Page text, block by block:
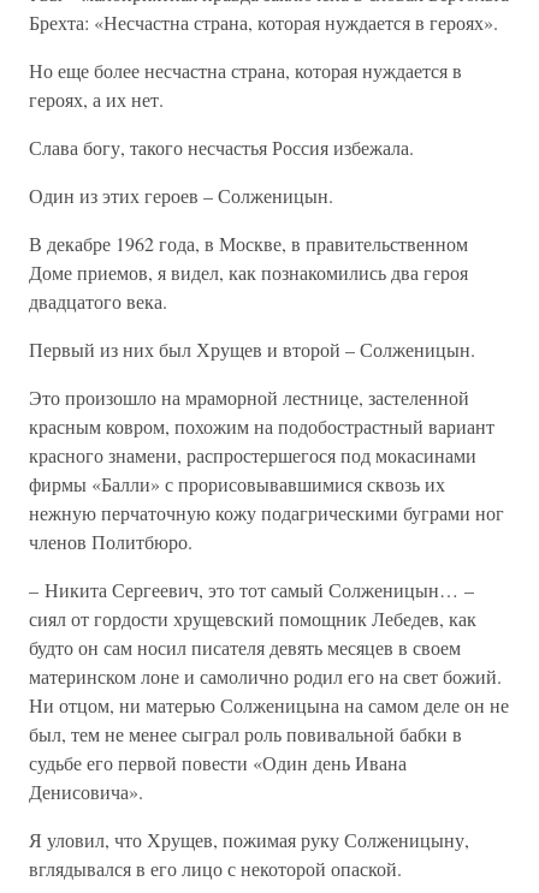
Брехта: «Несчастна страна, которая нуждается в героях».
Но еще более несчастна страна, которая нуждается в
героях, а их нет.
Слава богу, такого несчастья Россия избежала.
Один из этих героев – Солженицын.
В декабре 1962 года, в Москве, в правительственном
Доме приемов, я видел, как познакомились два героя
двадцатого века.
Первый из них был Хрущев и второй – Солженицын.
Это произошло на мраморной лестнице, застеленной
красным ковром, похожим на подобострастный вариант
красного знамени, распростершегося под мокасинами
фирмы «Балли» с прорисовывавшимися сквозь их
нежную перчаточную кожу подагрическими буграми ног
членов Политбюро.
– Никита Сергеевич, это тот самый Солженицын… –
сиял от гордости хрущевский помощник Лебедев, как
будто он сам носил писателя девять месяцев в своем
материнском лоне и самолично родил его на свет божий.
Ни отцом, ни матерью Солженицына на самом деле он не
был, тем не менее сыграл роль повивальной бабки в
судьбе его первой повести «Один день Ивана
Денисовича».
Я уловил, что Хрущев, пожимая руку Солженицыну,
вглядывался в его лицо с некоторой опаской.